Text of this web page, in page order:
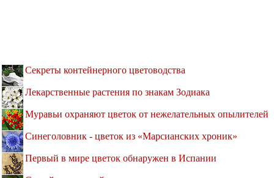
Секреты контейнерного цветоводства
Лекарственные растения по знакам Зодиака
Муравьи охраняют цветок от нежелательных опылителей
Синеголовник - цветок из «Марсианских хроник»
Первый в мире цветок обнаружен в Испании